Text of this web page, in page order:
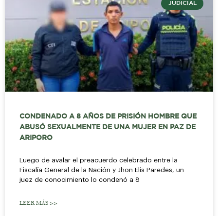
JUDICIAL
CONDENADO A 8 AÑOS DE PRISIÓN HOMBRE QUE
ABUSÓ SEXUALMENTE DE UNA MUJER EN PAZ DE
ARIPORO
Luego de avalar el preacuerdo celebrado entre la
Fiscalía General de la Nación y Jhon Elis Paredes, un
juez de conocimiento lo condenó a 8
LEER MÁS >>